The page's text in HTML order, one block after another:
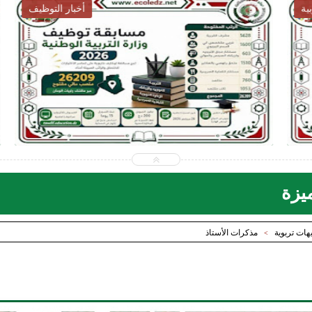
أخبار التربية
2026-07-28
ecoledz.net
تربوية > مذكرات الأستاذ